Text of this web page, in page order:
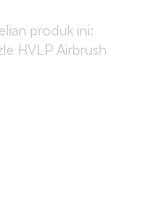
produk ini:
HVLP Airbrush